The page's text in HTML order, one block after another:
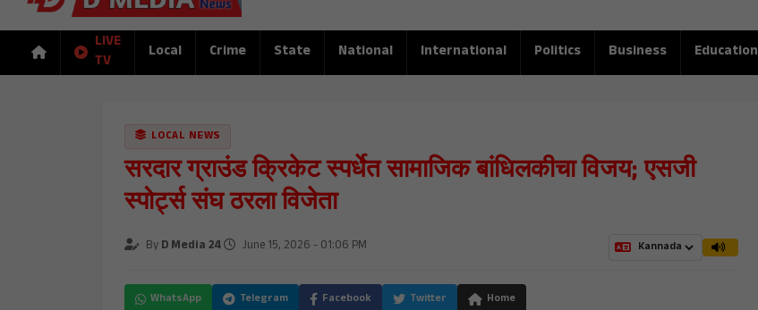
LIVE
TV
Local Crime State National International Politics Business Education
LOCAL NEWS
सरदार ग्राउंड क्रिकेट स्पर्धेत सामाजिक बांधिलकीचा विजय; एसजी
स्पोर्ट्स संघ ठरला विजेता
ByD Media 24 June 15, 2026 - 01:06 PM
WhatsApp Telegram Facebook Twitter Home